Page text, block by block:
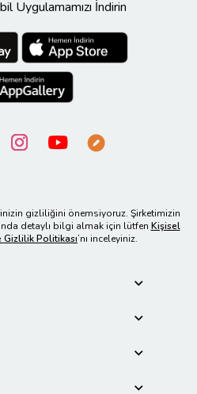
Uygulamamızı İndirin
gizliliğini önemsiyoruz. Şirketimizin
detaylı bilgi almak için lütfen Kişisel
Gizlilik Politikası’nı inceleyiniz.